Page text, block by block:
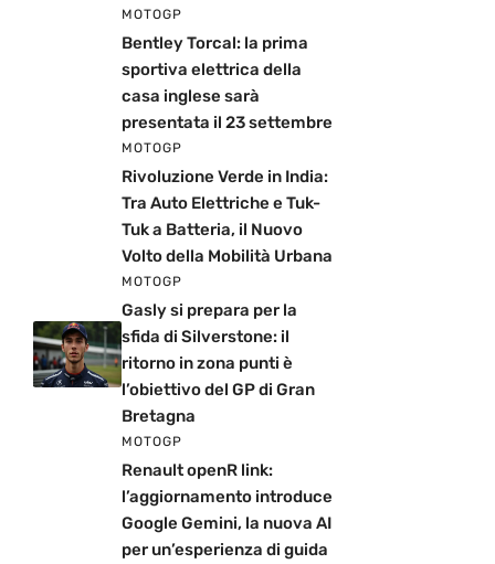
MOTOGP
Bentley Torcal: la prima
sportiva elettrica della
casa inglese sarà
presentata il 23 settembre
MOTOGP
Rivoluzione Verde in India:
Tra Auto Elettriche e Tuk-
Tuk a Batteria, il Nuovo
Volto della Mobilità Urbana
MOTOGP
Gasly si prepara per la
sfida di Silverstone: il
ritorno in zona punti è
l’obiettivo del GP di Gran
Bretagna
MOTOGP
Renault openR link:
l’aggiornamento introduce
Google Gemini, la nuova AI
per un’esperienza di guida